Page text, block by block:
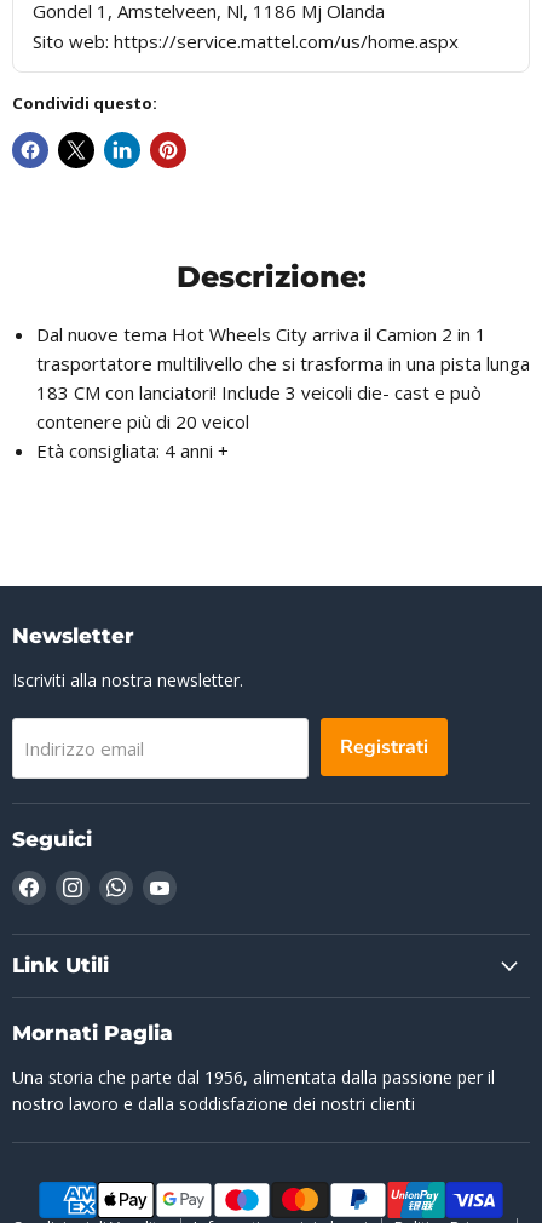
Gondel 1, Amstelveen, Nl, 1186 Mj Olanda
Sito web: https://service.mattel.com/us/home.aspx
Condividi questo:
Descrizione:
Dal nuove tema Hot Wheels City arriva il Camion 2 in 1
trasportatore multilivello che si trasforma in una pista lunga
183 CM con lanciatori! Include 3 veicoli die- cast e può
contenere più di 20 veicol
Età consigliata: 4 anni +
Newsletter
Iscriviti alla nostra newsletter.
Indirizzo email Registrati
Seguici
Trovaci
Facebook
Trovaci
Instagram
Trovaci
WhatsApp
Trovaci
YouTube
Link Utili
Mornati Paglia
Una storia che parte dal 1956, alimentata dalla passione per il
nostro lavoro e dalla soddisfazione dei nostri clienti